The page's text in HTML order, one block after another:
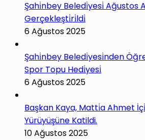
Şahi̇nbey Beledi̇yesi̇ Ağustos
Gerçekleşti̇ri̇ldi̇
6 Ağustos 2025
Şahi̇nbey Beledi̇yesi̇nden
Spor Topu Hedi̇yesi̇
6 Ağustos 2025
Başkan Kaya, Matti̇a Ahmet
Yürüyüşüne Katildi.
10 Ağustos 2025